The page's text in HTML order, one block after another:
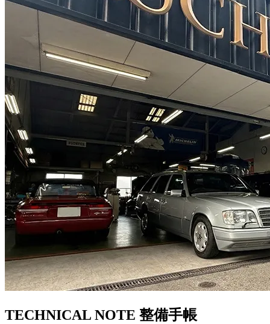
TECHNICAL NOTE 整備手帳